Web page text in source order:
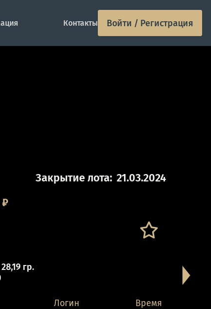
Контакты Войти / Регистрация
Закрытие лота: 21.03.2024
₽
гр.
Логин Время